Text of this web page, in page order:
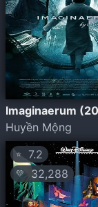
Imaginaerum
Huyền Mộng
⭐7.2
💛32,288